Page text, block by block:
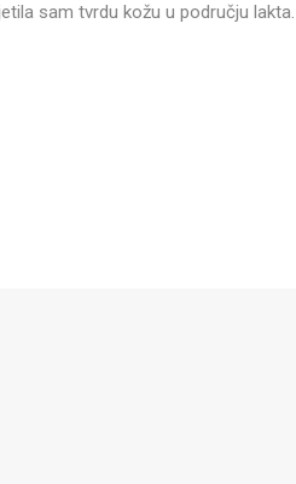
sam tvrdu kožu u području